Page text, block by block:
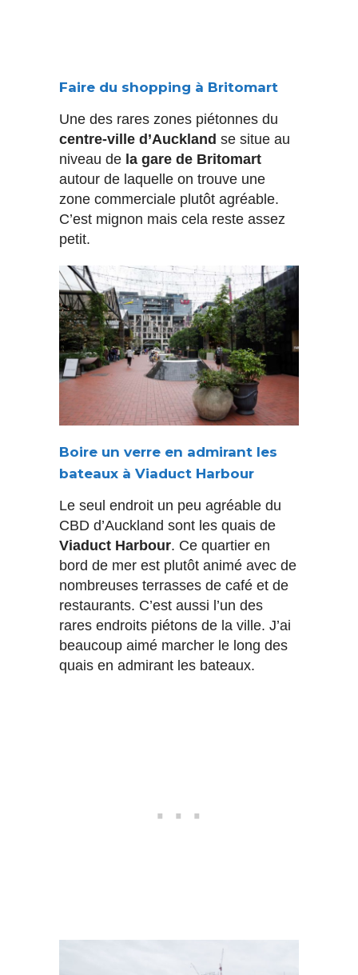
Faire du shopping à Britomart
Une des rares zones piétonnes du
centre-ville d’Auckland se situe au
niveau de la gare de Britomart
autour de laquelle on trouve une
zone commerciale plutôt agréable.
C’est mignon mais cela reste assez
petit.
Boire un verre en admirant les
bateaux à Viaduct Harbour
Le seul endroit un peu agréable du
CBD d’Auckland sont les quais de
Viaduct Harbour. Ce quartier en
bord de mer est plutôt animé avec de
nombreuses terrasses de café et de
restaurants. C’est aussi l’un des
rares endroits piétons de la ville. J’ai
beaucoup aimé marcher le long des
quais en admirant les bateaux.